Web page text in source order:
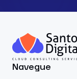
Navegue